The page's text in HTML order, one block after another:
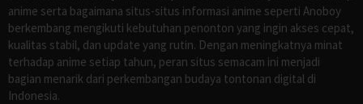
anime serta bagaimana situs-situs informasi anime seperti Anoboy
berkembang mengikuti kebutuhan penonton yang ingin akses cepat,
kualitas stabil, dan update yang rutin. Dengan meningkatnya minat
terhadap anime setiap tahun, peran situs semacam ini menjadi
bagian menarik dari perkembangan budaya tontonan digital di
Indonesia.